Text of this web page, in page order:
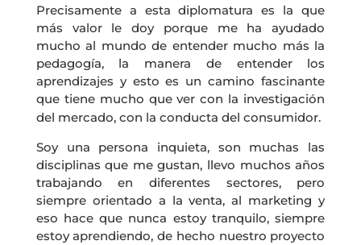
Precisamente a esta diplomatura es la que
más valor le doy porque me ha ayudado
mucho al mundo de entender mucho más la
pedagogía, la manera de entender los
aprendizajes y esto es un camino fascinante
que tiene mucho que ver con la investigación
del mercado, con la conducta del consumidor.
Soy una persona inquieta, son muchas las
disciplinas que me gustan, llevo muchos años
trabajando en diferentes sectores, pero
siempre orientado a la venta, al marketing y
eso hace que nunca estoy tranquilo, siempre
estoy aprendiendo, de hecho nuestro proyecto